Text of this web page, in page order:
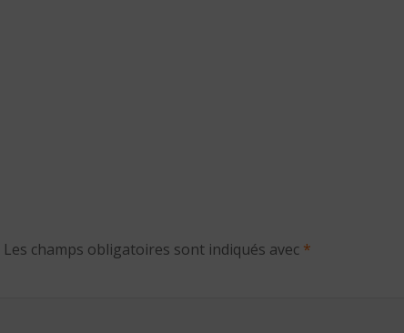
Les champs obligatoires sont indiqués avec *